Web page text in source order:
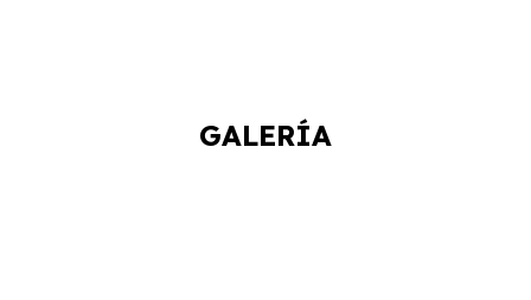
GALERÍA